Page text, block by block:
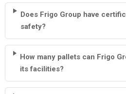
Does Frigo Group have
safety?
How many pallets can Frigo
its facilities?